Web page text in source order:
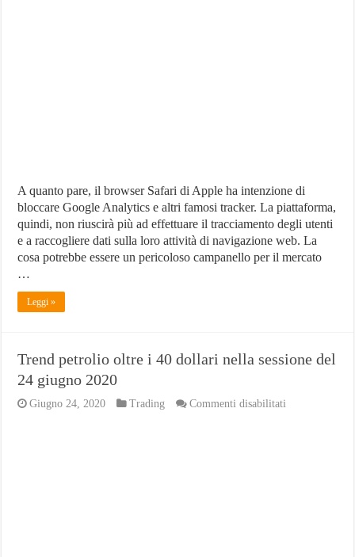
A quanto pare, il browser Safari di Apple ha intenzione di
bloccare Google Analytics e altri famosi tracker. La piattaforma,
quindi, non riuscirà più ad effettuare il tracciamento degli utenti
e a raccogliere dati sulla loro attività di navigazione web. La
cosa potrebbe essere un pericoloso campanello per il mercato
…
Leggi »
Trend petrolio oltre i 40 dollari nella sessione del
24 giugno 2020
Giugno 24, 2020 Trading Commenti disabilitati